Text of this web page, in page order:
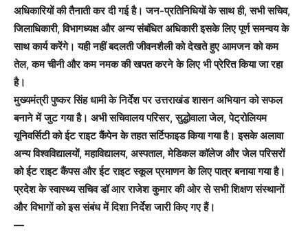
अधिकारियों की तैनाती कर दी गई है। जन-प्रतिनिधियों के साथ ही, सभी सचिव,
जिलाधिकारी, विभागध्यक्ष और अन्य संबंधित अधिकारी इसके लिए पूर्ण समन्वय के
साथ कार्य करेंगे। यही नहीं बदलती जीवनशैली को देखते हुए आमजन को कम
तेल, कम चीनी और कम नमक की खपत करने के लिए भी प्रेरित किया जा रहा
है।
मुख्यमंत्री पुष्कर सिंह धामी के निर्देश पर उत्तराखंड शासन अभियान को सफल
बनाने में जुट गया है। अभी सचिवालय परिसर, सुद्धोवाला जेल, पेट्रोलियम
यूनिवर्सिटी को ईट राइट कैंपेन के तहत सर्टिफाइड किया गया है। इसके अलावा
अन्य विश्वविद्यालयों, महाविद्यालय, अस्पताल, मेडिकल कॉलेज और जेल परिसरों
को ईट राइट कैंपस और ईट राइट स्कूल प्रमाणन के लिए पात्र बनाया गया है।
प्रदेश के स्वास्थ्य सचिव डॉ आर राजेश कुमार की ओर से सभी शिक्षण संस्थानों
और विभागों को इस संबंध में दिशा निर्देश जारी किए गए हैं।
—